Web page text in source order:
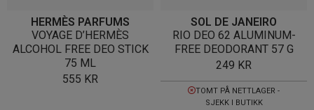
HERMÈS PARFUMS
VOYAGE D’HERMÈS
ALCOHOL FREE DEO STICK
75 ML
555 KR
SOL DE JANEIRO
RIO DEO 62 ALUMINUM-
FREE DEODORANT 57 G
249 KR
TOMT PÅ NETTLAGER -
SJEKK I BUTIKK